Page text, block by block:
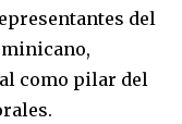
del
como pilar del